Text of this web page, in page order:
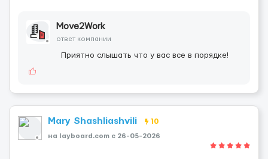
Move2Work
ответ компании
Приятно слышать что у вас все в порядке!
Mary Shashliashvili 10
на layboard.com c 26-05-2026